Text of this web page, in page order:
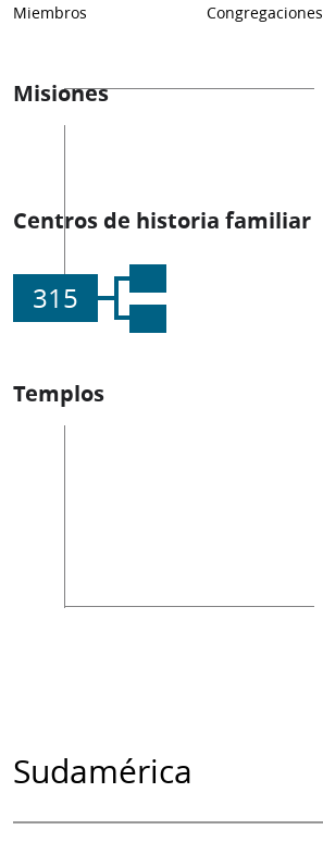
Miembros Congregaciones
Misiones
Centros de historia familiar
315
Templos
Sudamérica